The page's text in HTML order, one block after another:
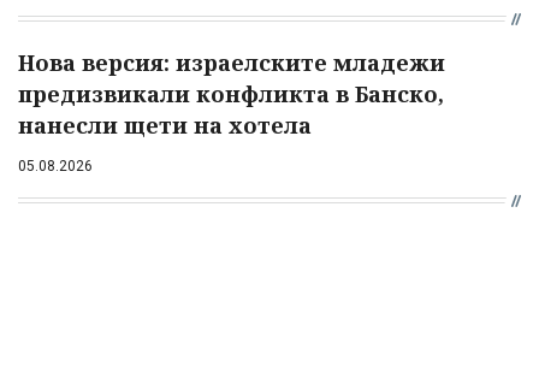
Нова версия: израелските младежи
предизвикали конфликта в Банско,
нанесли щети на хотела
05.08.2026